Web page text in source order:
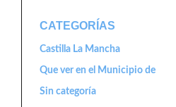
CATEGORÍAS
Castilla La Mancha
Que ver en el Municipio de
Sin categoría